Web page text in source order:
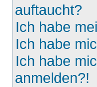
auftaucht?
Ich habe
Ich habe
Ich habe
anmelden?!